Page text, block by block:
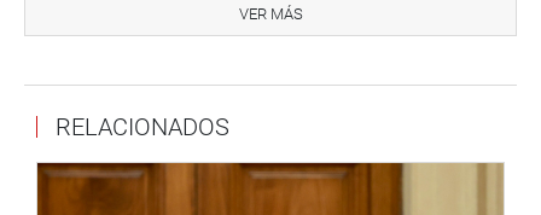
Ramírez (NA), solicitó el estudio actuarial de la propuesta
de la reforma, y que el MEF, aún no la ha presentado
alternativo Sistema Nacional de Pensiones.
“Hay mucho descuido de parte del MEF sobre este caso y
habría un sesgo en las cifras para este caso. Vamos a
VER MÁS
RELACIONADOS